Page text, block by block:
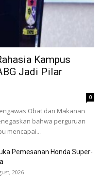
Kampus
Jadi Pilar
0
Obat dan Makanan
bahwa perguruan
mencapai...
Pemesanan Honda Super-
2026